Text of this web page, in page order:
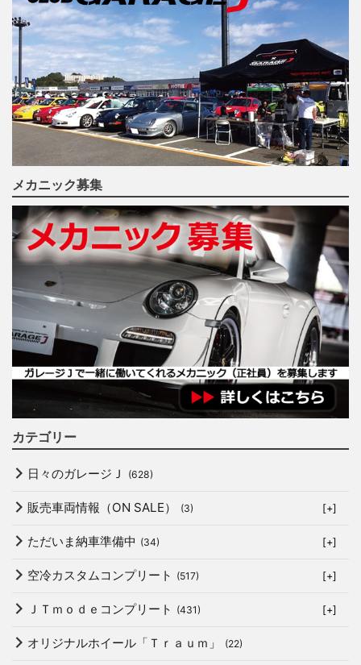
メカニック募集
カテゴリー
日々のガレージＪ (628)
販売車両情報（ON SALE） (3) [+]
ただいま納車準備中 (34) [+]
空冷カスタムコンプリート (517) [+]
ＪＴｍｏｄｅコンプリート (431) [+]
オリジナルホイール「Ｔｒａｕｍ」 (22)